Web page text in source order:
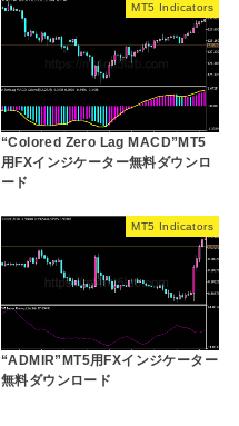
MT5 Indicators
“Colored Zero Lag MACD”MT5
用FXインジケーター無料ダウンロ
ード
MT5 Indicators
“ADMIR”MT5用FXインジケーター
無料ダウンロード